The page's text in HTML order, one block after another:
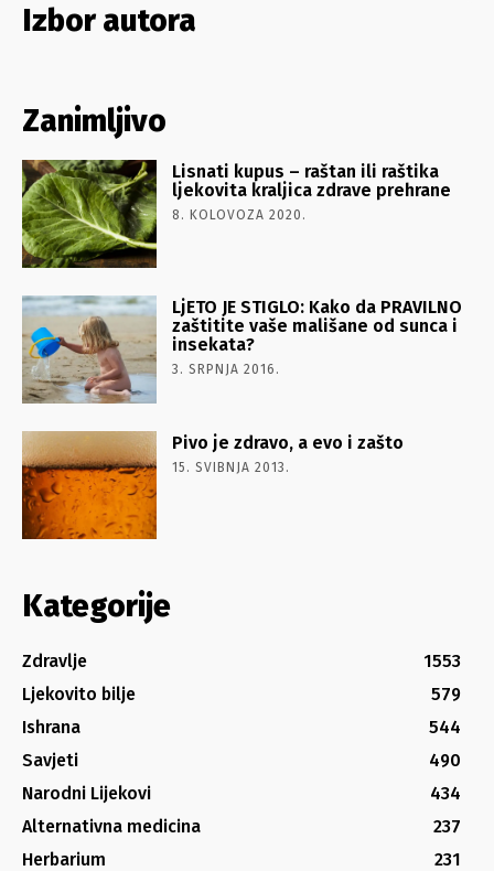
Izbor autora
Zanimljivo
Lisnati kupus – raštan ili raštika
ljekovita kraljica zdrave prehrane
8. KOLOVOZA 2020.
LjETO JE STIGLO: Kako da PRAVILNO
zaštitite vaše mališane od sunca i
insekata?
3. SRPNJA 2016.
Pivo je zdravo, a evo i zašto
15. SVIBNJA 2013.
Kategorije
Zdravlje
1553
Ljekovito bilje
579
Ishrana
544
Savjeti
490
Narodni Lijekovi
434
Alternativna medicina
237
Herbarium
231